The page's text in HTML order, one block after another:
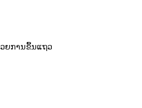
ຍການຂຶ້ນແຖວ